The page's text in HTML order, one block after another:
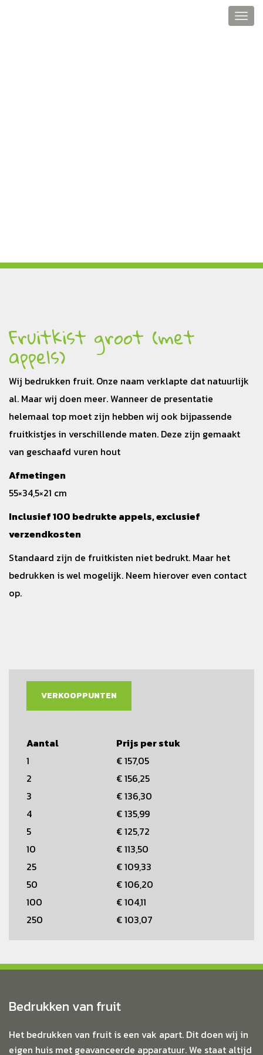
Fruitkist groot (met
appels)
Wij bedrukken fruit. Onze naam verklapte dat natuurlijk
al. Maar wij doen meer. Wanneer de presentatie
helemaal top moet zijn hebben wij ook bijpassende
fruitkistjes in verschillende maten. Deze zijn gemaakt
van geschaafd vuren hout
Afmetingen
55×34,5×21 cm
Inclusief 100 bedrukte appels, exclusief
verzendkosten
Standaard zijn de fruitkisten niet bedrukt. Maar het
bedrukken is wel mogelijk. Neem hierover even contact
op.
VERKOOPPUNTEN
Aantal
Prijs per stuk
1
€ 157,05
2
€ 156,25
3
€ 136,30
4
€ 135,99
5
€ 125,72
10
€ 113,50
25
€ 109,33
50
€ 106,20
100
€ 104,11
250
€ 103,07
Bedrukken van fruit
Het bedrukken van fruit is een vak apart. Dit doen wij in
eigen huis met geavanceerde apparatuur. We staat altijd